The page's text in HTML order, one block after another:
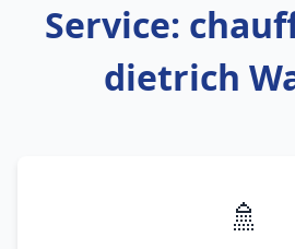
Service:
dietrich
🚿